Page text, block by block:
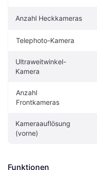
Anzahl Heckkameras
Telephoto-Kamera
Ultraweitwinkel-
Kamera
Anzahl
Frontkameras
Kameraauflösung
(vorne)
Funktionen